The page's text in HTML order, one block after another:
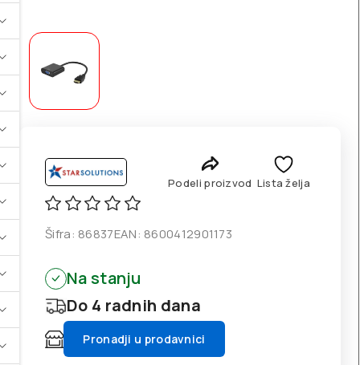
Podeli proizvod Lista želja
Šifra: 86837EAN: 8600412901173
Na stanju
Do 4 radnih dana
Pronadji u prodavnici